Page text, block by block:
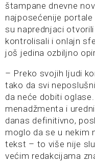
štampane dnevne
najposećenije
su naprednjaci
kontrolisali i onlajn
još jedina ozbiljno
– Preko svojih ljudi
tako da svi
da neće dobiti
menadžmenta i
danas definitivno,
moglo da se u nekim
tekst – to više nije
većim redakcijama